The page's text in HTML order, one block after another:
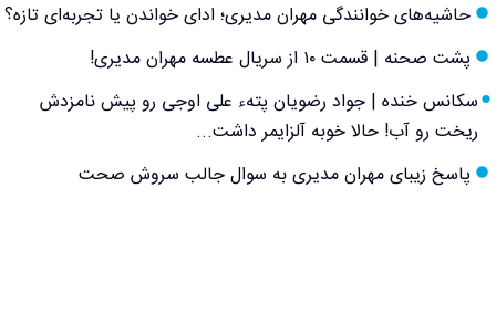
حاشیه‌های خوانندگی مهران مدیری؛ ادای خواندن یا تجربه‌ای تازه؟
پشت صحنه | قسمت ۱۰ از سریال عطسه مهران مدیری!
سکانس خنده | جواد رضویان پتهء علی اوجی رو پیش نامزدش
ریخت رو آب! حالا خوبه آلزایمر داشت...
پاسخ زیبای مهران مدیری به سوال جالب سروش صحت